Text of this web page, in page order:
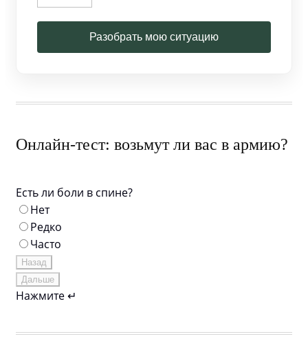
Разобрать мою ситуацию
Онлайн-тест: возьмут ли вас в армию?
Есть ли боли в спине?
Нет
Редко
Часто
Назад
Дальше
Нажмите ↵